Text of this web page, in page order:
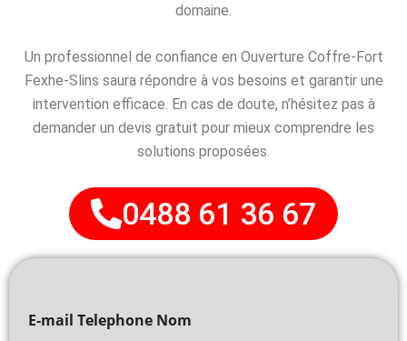
domaine.
Un professionnel de confiance en Ouverture Coffre-Fort
Fexhe-Slins saura répondre à vos besoins et garantir une
intervention efficace. En cas de doute, n’hésitez pas à
demander un devis gratuit pour mieux comprendre les
solutions proposées.
0488 61 36 67
E-mail Telephone Nom